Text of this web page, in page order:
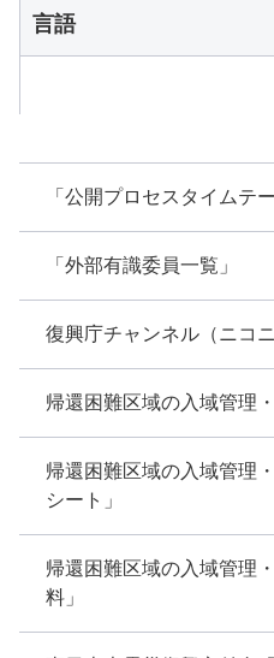
「公開プロセスタイムテ
「外部有識委員一覧」
復興庁チャンネル（ニコ
帰還困難区域の入域管理
帰還困難区域の入域管理
シート」
帰還困難区域の入域管理
料」
言語